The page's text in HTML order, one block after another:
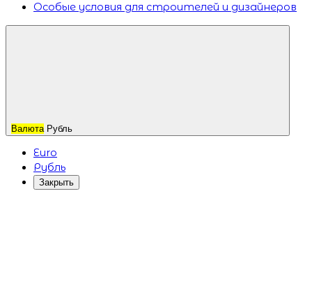
Особые условия для строителей и дизайнеров
Валюта Рубль
Euro
Рубль
Закрыть